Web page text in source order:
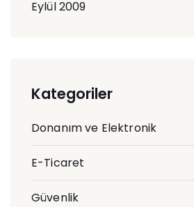
Eylül 2009
Kategoriler
Donanım ve Elektronik
E-Ticaret
Güvenlik